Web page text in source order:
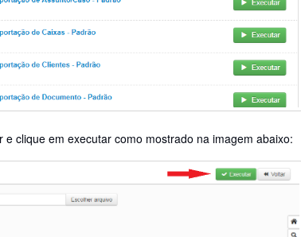
clique em executar como mostrado na imagem abaixo: